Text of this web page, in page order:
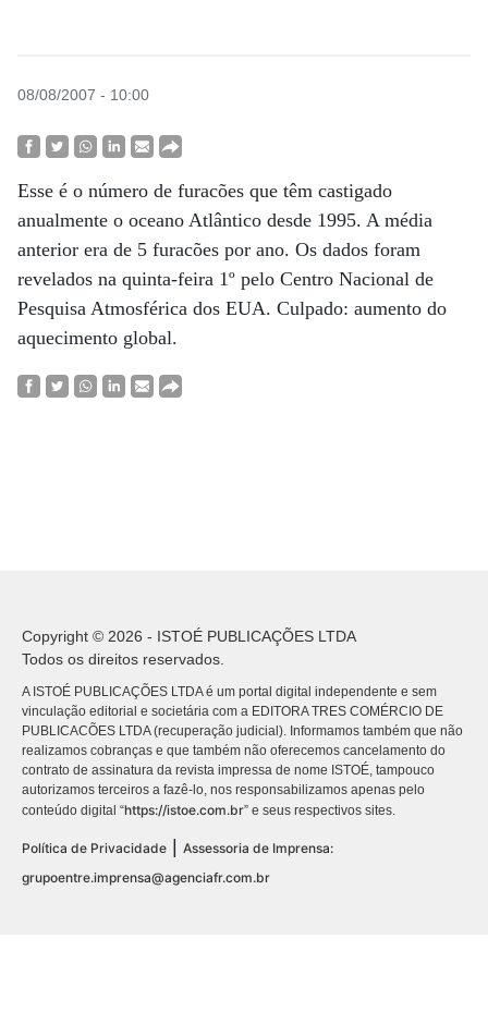
08/08/2007 - 10:00
Esse é o número de furacões que têm castigado
anualmente o oceano Atlântico desde 1995. A média
anterior era de 5 furacões por ano. Os dados foram
revelados na quinta-feira 1º pelo Centro Nacional de
Pesquisa Atmosférica dos EUA. Culpado: aumento do
aquecimento global.
Copyright © 2026 - ISTOÉ PUBLICAÇÕES LTDA
Todos os direitos reservados.
A ISTOÉ PUBLICAÇÕES LTDA é um portal digital independente e sem
vinculação editorial e societária com a EDITORA TRES COMÉRCIO DE
PUBLICACÕES LTDA (recuperação judicial). Informamos também que não
realizamos cobranças e que também não oferecemos cancelamento do
contrato de assinatura da revista impressa de nome ISTOÉ, tampouco
autorizamos terceiros a fazê-lo, nos responsabilizamos apenas pelo
conteúdo digital “https://istoe.com.br” e seus respectivos sites.
Política de Privacidade
Assessoria de Imprensa:
grupoentre.imprensa@agenciafr.com.br